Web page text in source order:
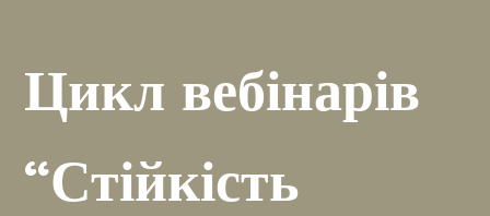
Цикл вебінарів
“Стійкість